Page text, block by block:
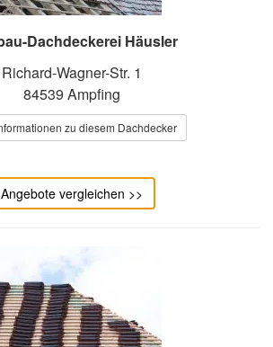
Dachdeckerei Häusler
Richard-Wagner-Str. 1
84539 Ampfing
zu diesem Dachdecker
Angebote vergleichen >>